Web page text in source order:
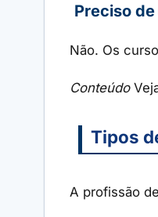
Preciso
Não. Os
Conteúdo
Tipos
A profissão